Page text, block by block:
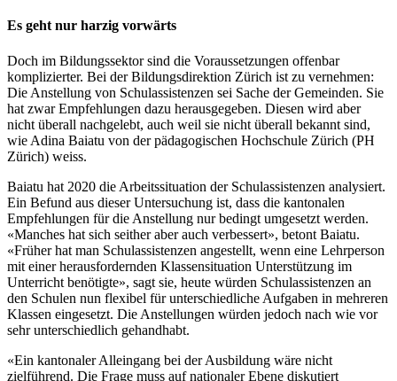
Es geht nur harzig vorwärts
Doch im Bildungssektor sind die Voraussetzungen offenbar
komplizierter. Bei der Bildungsdirektion Zürich ist zu vernehmen:
Die Anstellung von Schulassistenzen sei Sache der Gemeinden. Sie
hat zwar Empfehlungen dazu herausgegeben. Diesen wird aber
nicht überall nachgelebt, auch weil sie nicht überall bekannt sind,
wie Adina Baiatu von der pädagogischen Hochschule Zürich (PH
Zürich) weiss.
Baiatu hat 2020 die Arbeitssituation der Schulassistenzen analysiert.
Ein Befund aus dieser Untersuchung ist, dass die kantonalen
Empfehlungen für die Anstellung nur bedingt umgesetzt werden.
«Manches hat sich seither aber auch verbessert», betont Baiatu.
«Früher hat man Schulassistenzen angestellt, wenn eine Lehrperson
mit einer herausfordernden Klassensituation Unterstützung im
Unterricht benötigte», sagt sie, heute würden Schulassistenzen an
den Schulen nun flexibel für unterschiedliche Aufgaben in mehreren
Klassen eingesetzt. Die Anstellungen würden jedoch nach wie vor
sehr unterschiedlich gehandhabt.
«Ein kantonaler Alleingang bei der Ausbildung wäre nicht
zielführend. Die Frage muss auf nationaler Ebene diskutiert